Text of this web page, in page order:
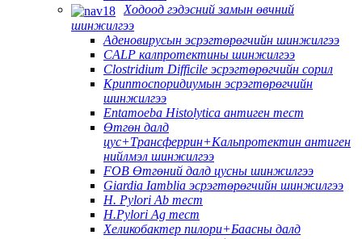
Ходоод гэдэсний замын өвчний
шинжилгээ
Аденовирусын эсрэгтөрөгчийн шинжилгээ
CALP калпротектины шинжилгээ
Clostridium Difficile эсрэгтөрөгчийн сорил
Криптоспоридиумын эсрэгтөрөгчийн
шинжилгээ
Entamoeba Histolytica антиген тест
Өтгөн далд
цус+Трансферрин+Кальпротектин антиген
нийлмэл шинжилгээ
FOB Өтгөний далд цусны шинжилгээ
Giardia Iamblia эсрэгтөрөгчийн шинжилгээ
H. Pylori Ab тест
H.Pylori Ag тест
Хеликобактер пилори+Баасны далд